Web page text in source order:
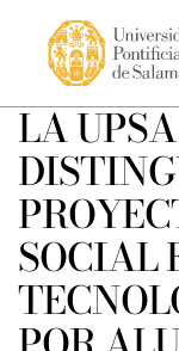
LA
SOCIAL